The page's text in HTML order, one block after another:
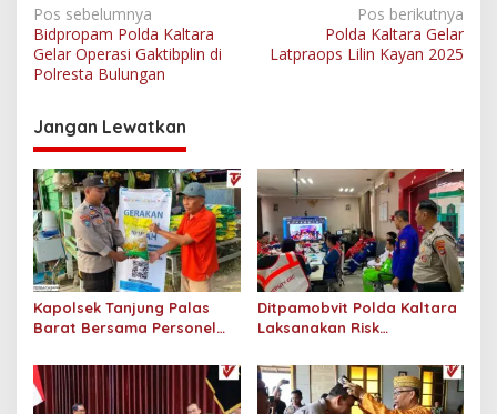
N
a
v
i
g
a
s
i
p
o
s
Pos sebelumnya
Bidpropam Polda Kaltara
Gelar Operasi Gaktibplin di
Polresta Bulungan
Pos berikutnya
Polda Kaltara Gelar
Latpraops Lilin Kayan 2025
Jangan Lewatkan
Kapolsek Tanjung Palas
Barat Bersama Personel
Salurkan Beras SPHP
Kepada Masyarakat
Ditpamobvit Polda Kaltara
Laksanakan Risk
Monaco Tarakan